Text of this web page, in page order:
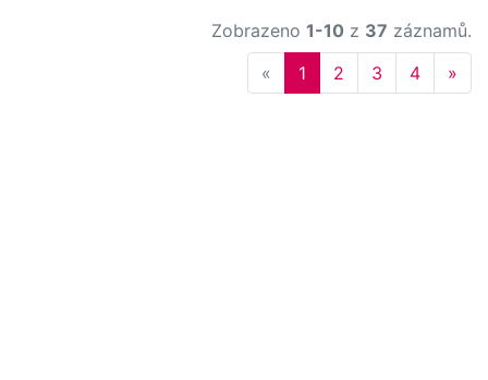
Zobrazeno 1-10 z 37 záznamů.
« Previous
1 2 3 4 »